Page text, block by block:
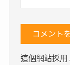
這個網站採用